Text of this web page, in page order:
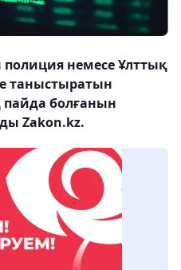
полиция немесе Ұлттық
таныстыратын
болғанын
Zakon.kz.